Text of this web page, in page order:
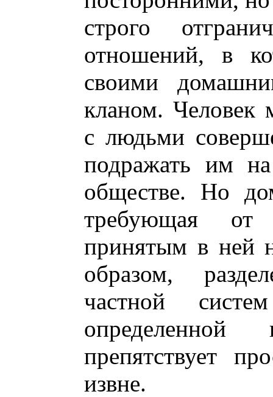
строго
отношений, в
своими
кланом. Человек
с людьми
подражать им
обществе. Но
требующая
принятым в ней
образом,
частной
препятствует
извне.